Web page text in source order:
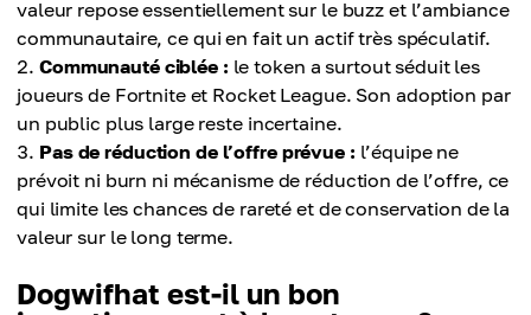
valeur repose essentiellement sur le buzz et l’ambiance
communautaire, ce qui en fait un actif très spéculatif.
Communauté ciblée : le token a surtout séduit les
joueurs de Fortnite et Rocket League. Son adoption par
un public plus large reste incertaine.
Pas de réduction de l’offre prévue : l’équipe ne
prévoit ni burn ni mécanisme de réduction de l’offre, ce
qui limite les chances de rareté et de conservation de la
valeur sur le long terme.
Dogwifhat est-il un bon